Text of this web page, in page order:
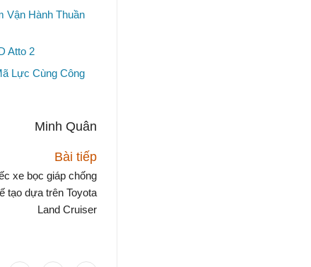
Vận Hành Thuần
Atto 2
Lực Cùng Công
Minh Quân
Bài tiếp
xe bọc giáp chống
tạo dựa trên Toyota
Land Cruiser